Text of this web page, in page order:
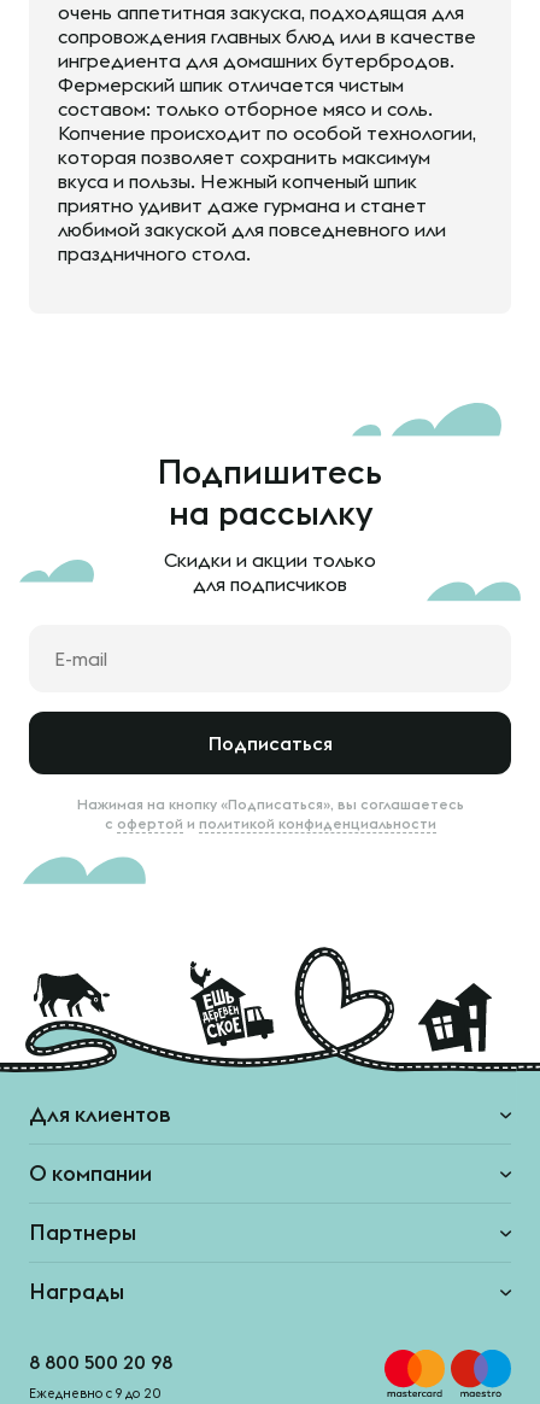
очень аппетитная закуска, подходящая для
сопровождения главных блюд или в качестве
ингредиента для домашних бутербродов.
Фермерский шпик отличается чистым
составом: только отборное мясо и соль.
Копчение происходит по особой технологии,
которая позволяет сохранить максимум
вкуса и пользы. Нежный копченый шпик
приятно удивит даже гурмана и станет
любимой закуской для повседневного или
праздничного стола.
Подпишитесь
на рассылку
Скидки и акции только
для подписчиков
Подписаться
Нажимая на кнопку «Подписаться», вы соглашаетесь
с офертой и политикой конфиденциальности
Для клиентов
О компании
Партнеры
Награды
8 800 500 20 98
Ежедневно с 9 до 20